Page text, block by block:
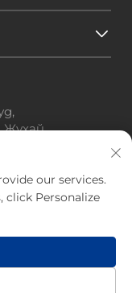
Жухай,
Zhuhai Jiuyuan
|
our services.
click Personalize